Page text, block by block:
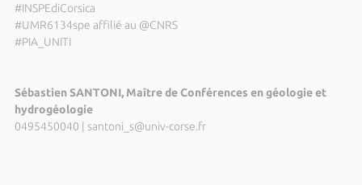
#INSPEdiCorsica
#UMR6134spe affilié au @CNRS
#PIA_UNITI
Sébastien SANTONI, Maître de Conférences en géologie et
hydrogéologie
0495450040 | santoni_s@univ-corse.fr